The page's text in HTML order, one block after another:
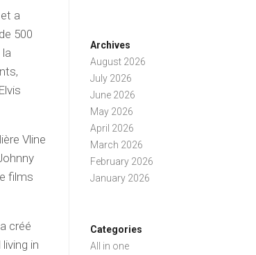
a
500
Vline
films
créé
in
Archives
August 2026
July 2026
June 2026
May 2026
April 2026
March 2026
February 2026
January 2026
Categories
All in one